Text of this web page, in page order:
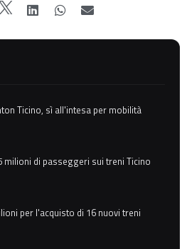
Ticino, sì all'intesa per mobilità
milioni di passeggeri sui treni Ticino
per l'acquisto di 16 nuovi treni